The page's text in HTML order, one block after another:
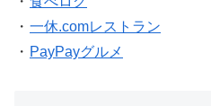
・ 一休.comレストラン
・ PayPayグルメ